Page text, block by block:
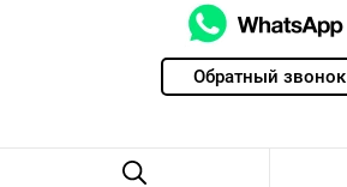
Обратный звонок